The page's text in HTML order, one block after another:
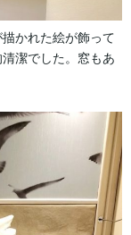
かれた絵が飾って
潔でした。窓もあ